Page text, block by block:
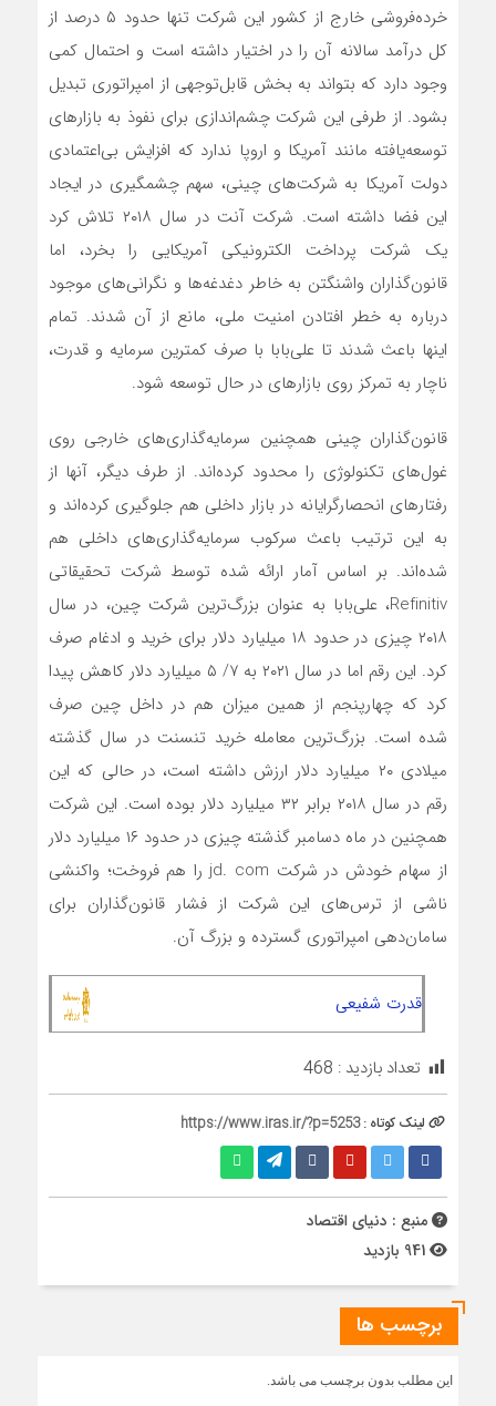
خرده‌فروشی خارج از کشور این شرکت تنها حدود ۵ درصد از
کل درآمد سالانه آن را در اختیار داشته است و احتمال کمی
وجود دارد که بتواند به بخش قابل‌توجهی از امپراتوری تبدیل
بشود. از طرفی این شرکت چشم‌اندازی برای نفوذ به بازارهای
توسعه‌یافته مانند آمریکا و اروپا ندارد که افزایش بی‌اعتمادی
دولت آمریکا به شرکت‌های چینی، سهم چشمگیری در ایجاد
این فضا داشته است. شرکت آنت در سال ۲۰۱۸ تلاش کرد
یک شرکت پرداخت الکترونیکی آمریکایی را بخرد، اما
قانون‌گذاران واشنگتن به خاطر دغدغه‌ها و نگرانی‌های موجود
درباره به خطر افتادن امنیت ملی، مانع از آن شدند. تمام
اینها باعث شدند تا علی‌بابا با صرف کمترین سرمایه و قدرت،
ناچار به تمرکز روی بازارهای در حال توسعه شود.
قانون‌گذاران چینی همچنین سرمایه‌گذاری‌های خارجی روی
غول‌های تکنولوژی را محدود کرده‌اند. از طرف دیگر، آنها از
رفتارهای انحصارگرایانه در بازار داخلی هم جلوگیری کرده‌اند و
به این ترتیب باعث سرکوب سرمایه‌گذاری‌های داخلی هم
شده‌اند. بر اساس آمار ارائه شده توسط شرکت تحقیقاتی
Refinitiv، علی‌بابا به عنوان بزرگ‌ترین شرکت چین، در سال
۲۰۱۸ چیزی در حدود ۱۸ میلیارد دلار برای خرید و ادغام صرف
کرد. این رقم اما در سال ۲۰۲۱ به ۷/ ۵ میلیارد دلار کاهش پیدا
کرد که چهارپنجم از همین میزان هم در داخل چین صرف
شده است. بزرگ‌ترین معامله خرید تنسنت در سال گذشته
میلادی ۲۰ میلیارد دلار ارزش داشته است، در حالی که این
رقم در سال ۲۰۱۸ برابر ۳۲ میلیارد دلار بوده است. این شرکت
همچنین در ماه دسامبر گذشته چیزی در حدود ۱۶ میلیارد دلار
از سهام خودش در شرکت jd. com را هم فروخت؛ واکنشی
ناشی از ترس‌های این شرکت از فشار قانون‌گذاران برای
سامان‌دهی امپراتوری گسترده و بزرگ آن.
قدرت شفیعی
تعداد بازدید : 468
لینک کوتاه :https://www.iras.ir/?p=5253
منبع : دنیای اقتصاد
برچسب ها
این مطلب بدون برچسب می باشد.